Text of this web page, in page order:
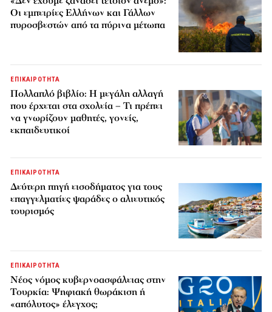
Οι εμπειρίες Ελλήνων και Γάλλων
πυροσβεστών από τα πύρινα μέτωπα
ΕΠΙΚΑΙΡΟΤΗΤΑ
Πολλαπλό βιβλίο: Η μεγάλη αλλαγή
που έρχεται στα σχολεία – Τι πρέπει
να γνωρίζουν μαθητές, γονείς,
εκπαιδευτικοί
ΕΠΙΚΑΙΡΟΤΗΤΑ
Δεύτερη πηγή εισοδήματος για τους
επαγγελματίες ψαράδες ο αλιευτικός
τουρισμός
ΕΠΙΚΑΙΡΟΤΗΤΑ
Νέος νόμος κυβερνοασφάλειας στην
Τουρκία: Ψηφιακή θωράκιση ή
«απόλυτος» έλεγχος;